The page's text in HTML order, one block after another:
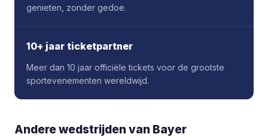
genieten, zonder gedoe.
10+ jaar ticketpartner
Meer dan 10 jaar officiële tickets voor de grootste
sportevenementen wereldwijd.
Andere wedstrijden van Bayer